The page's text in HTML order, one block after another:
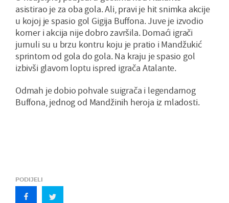
asistirao je za oba gola. Ali, pravi je hit snimka akcije
u kojoj je spasio gol Gigija Buffona. Juve je izvodio
korner i akcija nije dobro završila. Domaći igrači
jurnuli su u brzu kontru koju je pratio i Mandžukić
sprintom od gola do gola. Na kraju je spasio gol
izbivši glavom loptu ispred igrača Atalante.
Odmah je dobio pohvale suigrača i legendarnog
Buffona, jednog od Mandžinih heroja iz mladosti.
PODIJELI